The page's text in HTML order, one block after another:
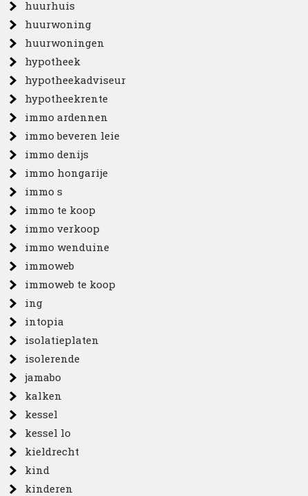
huurhuis
huurwoning
huurwoningen
hypotheek
hypotheekadviseur
hypotheekrente
immo ardennen
immo beveren leie
immo denijs
immo hongarije
immo s
immo te koop
immo verkoop
immo wenduine
immoweb
immoweb te koop
ing
intopia
isolatieplaten
isolerende
jamabo
kalken
kessel
kessel lo
kieldrecht
kind
kinderen